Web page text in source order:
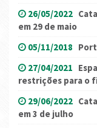
26/05/2022
em 29 de maio
05/11/2018
27/04/2021
restrições para o
29/06/2022
em 3 de julho